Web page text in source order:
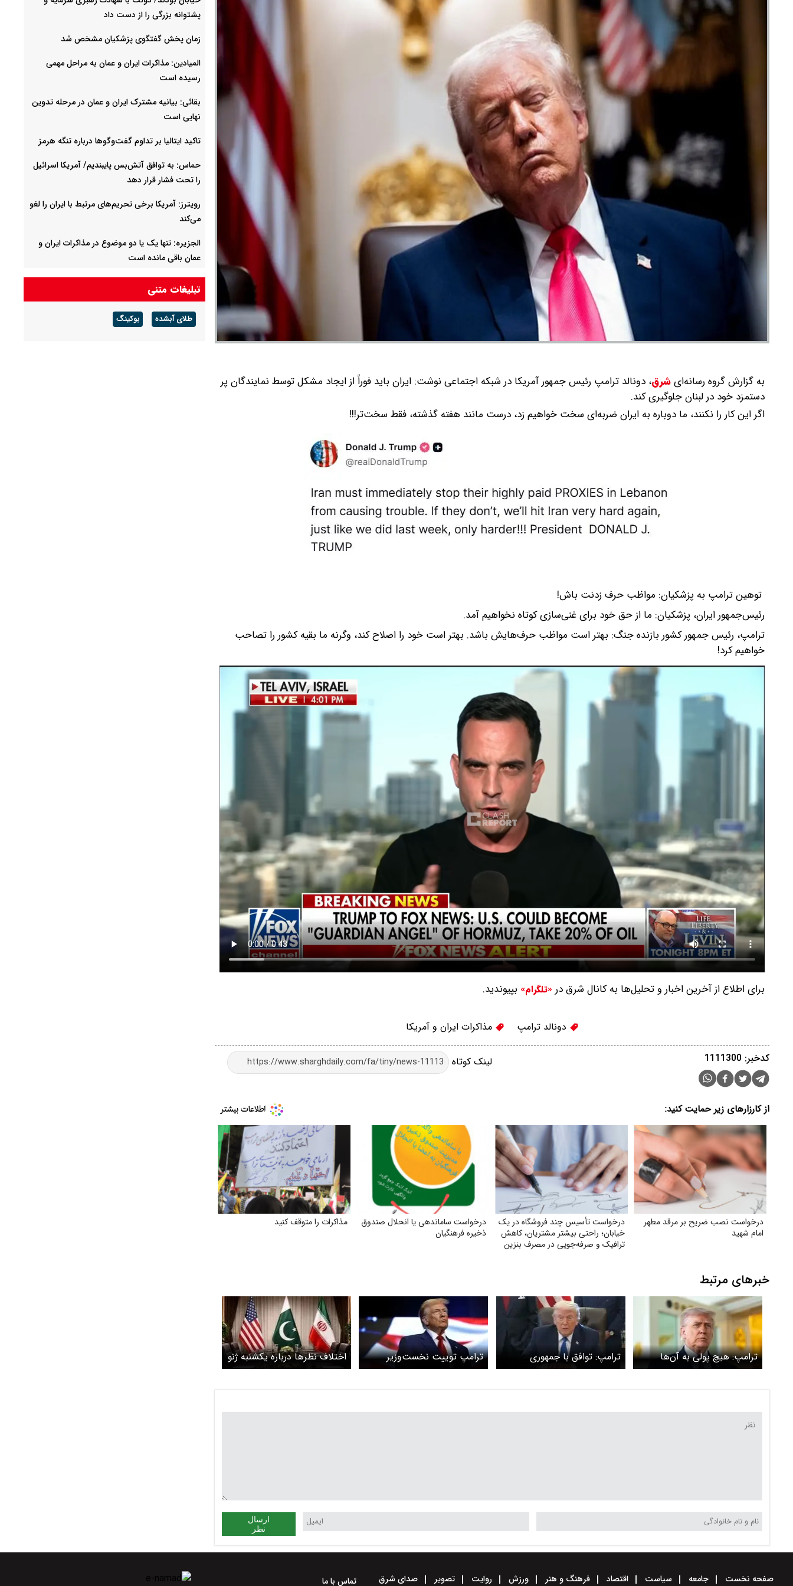
به گزارش گروه رسانه‌ایشرق، دونالد ترامپ رئیس جمهور آمریکا در شبکه اجتماعی نوشت: ایران باید فوراً از ایجاد مشکل توسط نمایندگان پر
دستمزد خود در لبنان جلوگیری کند.
اگر این کار را نکنند، ما دوباره به ایران ضربه‌ای سخت خواهیم زد، درست مانند هفته گذشته، فقط سخت‌تر!!!
توهین ترامپ به پزشکیان: مواظب حرف زدنت باش!
رئیس‌جمهور ایران، پزشکیان: ما از حق خود برای غنی‌سازی کوتاه نخواهیم آمد.
ترامپ، رئیس جمهور کشور بازنده جنگ: بهتر است مواظب حرف‌هایش باشد. بهتر است خود را اصلاح کند، وگرنه ما بقیه کشور را تصاحب
خواهیم کرد!
برای اطلاع از آخرین اخبار و تحلیل‌ها به کانال شرق در «تلگرام» بپیوندید.
دونالد ترامپ مذاکرات ایران و آمریکا
لینک کوتاه کدخبر: 1111300
از کارزارهای زیر حمایت کنید:
درخواست نصب ضریح بر مرقد مطهر
امام شهید
درخواست تأسیس چند فروشگاه در یک
خیابان؛ راحتی بیشتر مشتریان، کاهش
ترافیک و صرفه‌جویی در مصرف بنزین
درخواست ساماندهی یا انحلال صندوق
ذخیره فرهنگیان
مذاکرات را متوقف کنید
خبرهای مرتبط
ترامپ: هیچ پولی به آن‌ها
نمی‌رسد؛ حتی 10 سنت
ترامپ: توافق با جمهوری
اسلامی ایران نهایی شد
ترامپ توییت نخست‌وزیر
پاکستان را بازنشر کرد
اختلاف نظرها درباره یکشنبه ژنو
ارسال
نظر
پشتوانه بزرگی را از دست داد
زمان پخش گفتگوی پزشکیان مشخص شد
المیادین: مذاکرات ایران و عمان به مراحل مهمی
رسیده است
بقائی: بیانیه مشترک ایران و عمان در مرحله تدوین
نهایی است
تاکید ایتالیا بر تداوم گفت‌وگوها درباره تنگه هرمز
حماس: به توافق آتش‌بس پایبندیم/ آمریکا اسرائیل
را تحت فشار قرار دهد
رویترز: آمریکا برخی تحریم‌های مرتبط با ایران را لغو
می‌کند
الجزیره: تنها یک یا دو موضوع در مذاکرات ایران و
عمان باقی مانده است
عبور ۲ نفت‌کش پاکستانی از تنگه باب‌المندب
رهبر شهید هیچ‌وقت دنبال جنگ نبودند/ باید
اتفاقات گذشته را به عربستان و امارات یادآوری کنیم
تبلیغات متنی
طلای آبشده بوکینگ
صفحه نخست جامعه سیاست اقتصاد فرهنگ و هنر ورزش روایت تصویر صدای شرق تماس با ما